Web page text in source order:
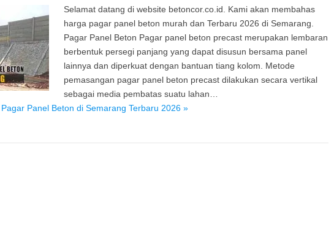
Selamat datang di website betoncor.co.id. Kami akan membahas
harga pagar panel beton murah dan Terbaru 2026 di Semarang.
Pagar Panel Beton Pagar panel beton precast merupakan lembaran
berbentuk persegi panjang yang dapat disusun bersama panel
lainnya dan diperkuat dengan bantuan tiang kolom. Metode
pemasangan pagar panel beton precast dilakukan secara vertikal
sebagai media pembatas suatu lahan…
Panel Beton di Semarang Terbaru 2026 »